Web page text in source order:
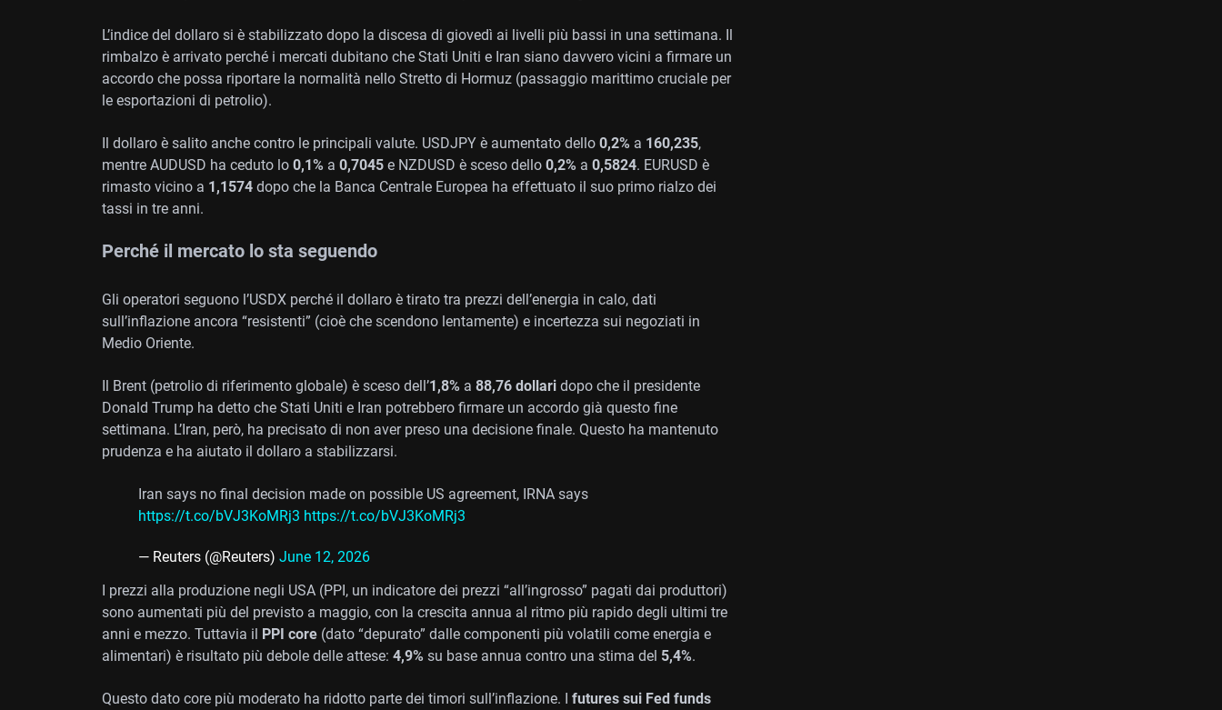
L’indice del dollaro si è stabilizzato dopo la discesa di giovedì ai livelli più bassi in una settimana. Il
rimbalzo è arrivato perché i mercati dubitano che Stati Uniti e Iran siano davvero vicini a firmare un
accordo che possa riportare la normalità nello Stretto di Hormuz (passaggio marittimo cruciale per
le esportazioni di petrolio).
Il dollaro è salito anche contro le principali valute. USDJPY è aumentato dello 0,2% a 160,235,
mentre AUDUSD ha ceduto lo 0,1% a 0,7045 e NZDUSD è sceso dello 0,2% a 0,5824. EURUSD è
rimasto vicino a 1,1574 dopo che la Banca Centrale Europea ha effettuato il suo primo rialzo dei
tassi in tre anni.
Perché il mercato lo sta seguendo
Gli operatori seguono l’USDX perché il dollaro è tirato tra prezzi dell’energia in calo, dati
sull’inflazione ancora “resistenti” (cioè che scendono lentamente) e incertezza sui negoziati in
Medio Oriente.
Il Brent (petrolio di riferimento globale) è sceso dell’1,8% a 88,76 dollari dopo che il presidente
Donald Trump ha detto che Stati Uniti e Iran potrebbero firmare un accordo già questo fine
settimana. L’Iran, però, ha precisato di non aver preso una decisione finale. Questo ha mantenuto
prudenza e ha aiutato il dollaro a stabilizzarsi.
Iran says no final decision made on possible US agreement, IRNA says
https://t.co/bVJ3KoMRj3 https://t.co/bVJ3KoMRj3
— Reuters (@Reuters) June 12, 2026
I prezzi alla produzione negli USA (PPI, un indicatore dei prezzi “all’ingrosso” pagati dai produttori)
sono aumentati più del previsto a maggio, con la crescita annua al ritmo più rapido degli ultimi tre
anni e mezzo. Tuttavia il PPI core (dato “depurato” dalle componenti più volatili come energia e
alimentari) è risultato più debole delle attese: 4,9% su base annua contro una stima del 5,4%.
Questo dato core più moderato ha ridotto parte dei timori sull’inflazione. I futures sui Fed funds